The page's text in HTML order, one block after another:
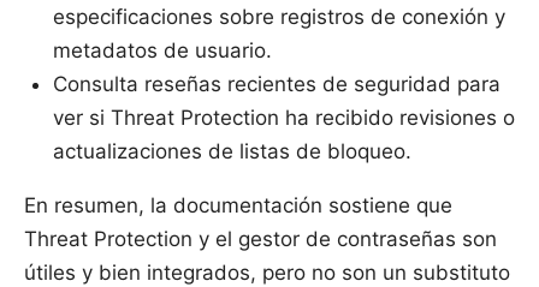
especificaciones sobre registros de conexión y
metadatos de usuario.
Consulta reseñas recientes de seguridad para
ver si Threat Protection ha recibido revisiones o
actualizaciones de listas de bloqueo.
En resumen, la documentación sostiene que
Threat Protection y el gestor de contraseñas son
útiles y bien integrados, pero no son un substituto